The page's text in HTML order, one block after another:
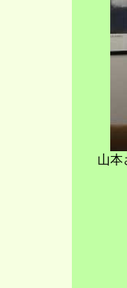
山本